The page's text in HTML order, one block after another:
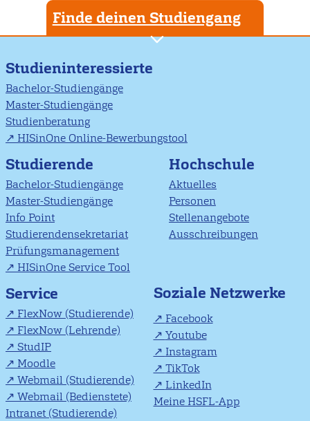
Finde deinen Studiengang
Studieninteressierte
Bachelor-Studiengänge
Master-Studiengänge
Studienberatung
HISinOne Online-Bewerbungstool
Studierende
Bachelor-Studiengänge
Master-Studiengänge
Info Point
Studierendensekretariat
Prüfungsmanagement
HISinOne Service Tool
Hochschule
Aktuelles
Personen
Stellenangebote
Ausschreibungen
Service
FlexNow (Studierende)
FlexNow (Lehrende)
StudIP
Moodle
Webmail (Studierende)
Webmail (Bedienstete)
Intranet (Studierende)
Soziale Netzwerke
Facebook
Youtube
Instagram
TikTok
LinkedIn
Meine HSFL-App